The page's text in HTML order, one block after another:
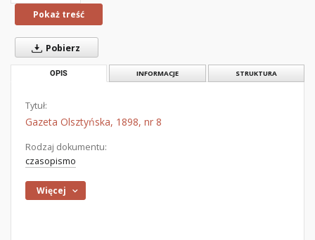
Pokaż treść
Pobierz
OPIS INFORMACJE STRUKTURA
Tytuł:
Gazeta Olsztyńska, 1898, nr 8
Rodzaj dokumentu:
czasopismo
Więcej